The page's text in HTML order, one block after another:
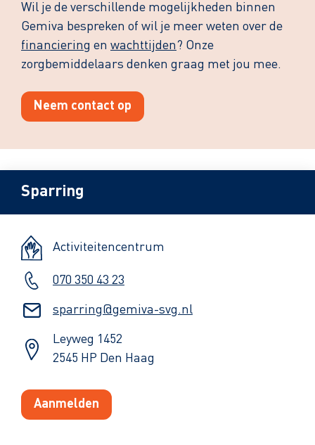
Wil je de verschillende mogelijkheden binnen
Gemiva bespreken of wil je meer weten over de
financiering en wachttijden ? Onze
zorgbemiddelaars denken graag met jou mee.
Neem contact op
Sparring
Activiteitencentrum
070 350 43 23
sparring@gemiva-svg.nl
Leyweg 1452
2545 HP Den Haag
Aanmelden